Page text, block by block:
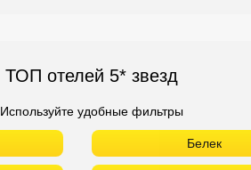
ТОП отелей 5* звезд
Используйте удобные фильтры
Белек